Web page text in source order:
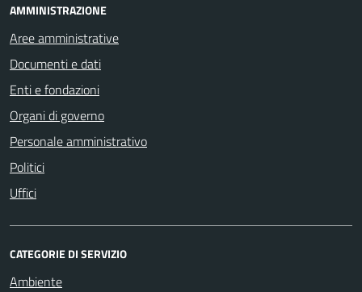
AMMINISTRAZIONE
Aree amministrative
Documenti e dati
Enti e fondazioni
Organi di governo
Personale amministrativo
Politici
Uffici
CATEGORIE DI SERVIZIO
Ambiente